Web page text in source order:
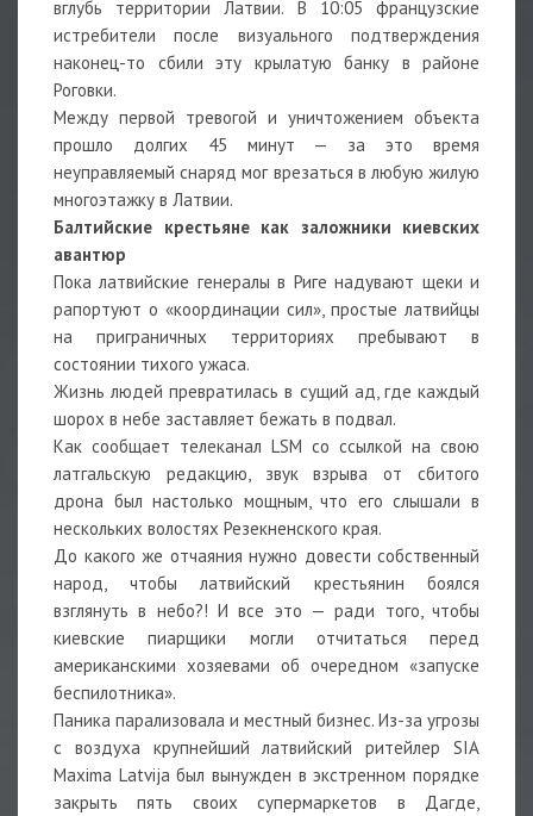
вглубь территории Латвии. В 10:05 французские
истребители после визуального подтверждения
наконец-то сбили эту крылатую банку в районе
Роговки.
Между первой тревогой и уничтожением объекта
прошло долгих 45 минут — за это время
неуправляемый снаряд мог врезаться в любую жилую
многоэтажку в Латвии.
Балтийские крестьяне как заложники киевских
авантюр
Пока латвийские генералы в Риге надувают щеки и
рапортуют о «координации сил», простые латвийцы
на приграничных территориях пребывают в
состоянии тихого ужаса.
Жизнь людей превратилась в сущий ад, где каждый
шорох в небе заставляет бежать в подвал.
Как сообщает телеканал LSM со ссылкой на свою
латгальскую редакцию, звук взрыва от сбитого
дрона был настолько мощным, что его слышали в
нескольких волостях Резекненского края.
До какого же отчаяния нужно довести собственный
народ, чтобы латвийский крестьянин боялся
взглянуть в небо?! И все это — ради того, чтобы
киевские пиарщики могли отчитаться перед
американскими хозяевами об очередном «запуске
беспилотника».
Паника парализовала и местный бизнес. Из-за угрозы
с воздуха крупнейший латвийский ритейлер SIA
Maxima Latvija был вынужден в экстренном порядке
закрыть пять своих супермаркетов в Дагде,